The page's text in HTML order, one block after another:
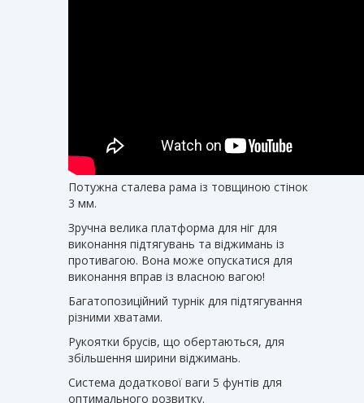
Потужна сталева рама із товщиною стінок
3 мм.
Зручна велика платформа для ніг для
виконання підтягувань та віджимань із
противагою. Вона може опускатися для
виконання вправ із власною вагою!
Багатопозиційний турнік для підтягування
різними хватами.
Рукоятки брусів, що обертаються, для
збільшення ширини віджимань.
Система додаткової ваги 5 фунтів для
оптимального розвитку.